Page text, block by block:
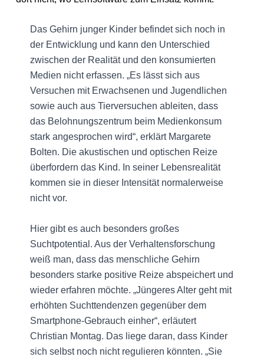
Das Gehirn junger Kinder befindet sich noch in
der Entwicklung und kann den Unterschied
zwischen der Realität und den konsumierten
Medien nicht erfassen. „Es lässt sich aus
Versuchen mit Erwachsenen und Jugendlichen
sowie auch aus Tierversuchen ableiten, dass
das Belohnungszentrum beim Medienkonsum
stark angesprochen wird“, erklärt Margarete
Bolten. Die akustischen und optischen Reize
überfordern das Kind. In seiner Lebensrealität
kommen sie in dieser Intensität normalerweise
nicht vor.
Hier gibt es auch besonders großes
Suchtpotential. Aus der Verhaltensforschung
weiß man, dass das menschliche Gehirn
besonders starke positive Reize abspeichert und
wieder erfahren möchte. „Jüngeres Alter geht mit
erhöhten Suchttendenzen gegenüber dem
Smartphone-Gebrauch einher“, erläutert
Christian Montag. Das liege daran, dass Kinder
sich selbst noch nicht regulieren könnten. „Sie